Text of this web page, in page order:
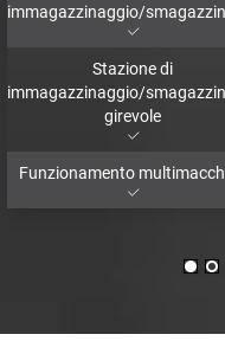
immagazzinaggio/
Stazione di
immagazzinaggio/
girevole
Funzionamento